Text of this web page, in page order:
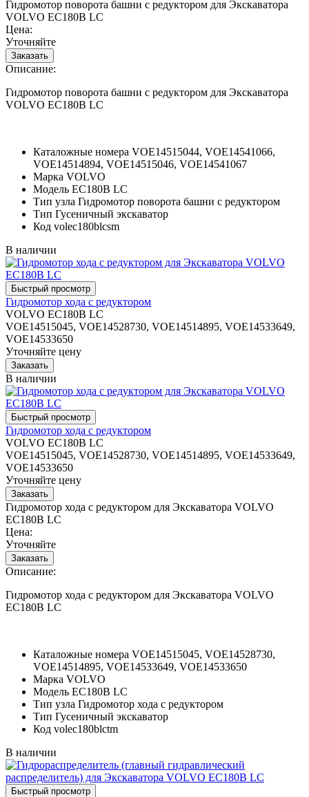
Гидромотор поворота башни с редуктором для Экскаватора
VOLVO EC180B LC
Цена:
Уточняйте
Описание:
Гидромотор поворота башни с редуктором для Экскаватора
VOLVO EC180B LC
Каталожные номера VOE14515044, VOE14541066,
VOE14514894, VOE14515046, VOE14541067
Марка VOLVO
Модель EC180B LC
Тип узла Гидромотор поворота башни с редуктором
Тип Гусеничный экскаватор
Код volec180blcsm
В наличии
Гидромотор хода с редуктором
VOLVO EC180B LC
VOE14515045, VOE14528730, VOE14514895, VOE14533649,
VOE14533650
Уточняйте цену
В наличии
Гидромотор хода с редуктором
VOLVO EC180B LC
VOE14515045, VOE14528730, VOE14514895, VOE14533649,
VOE14533650
Уточняйте цену
Гидромотор хода с редуктором для Экскаватора VOLVO
EC180B LC
Цена:
Уточняйте
Описание:
Гидромотор хода с редуктором для Экскаватора VOLVO
EC180B LC
Каталожные номера VOE14515045, VOE14528730,
VOE14514895, VOE14533649, VOE14533650
Марка VOLVO
Модель EC180B LC
Тип узла Гидромотор хода с редуктором
Тип Гусеничный экскаватор
Код volec180blctm
В наличии